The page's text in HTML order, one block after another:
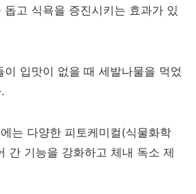
고 식욕을 증진시키는 효과가 있
입맛이 없을 때 세발나물을 먹었
는 다양한 피토케미컬(식물화학
간 기능을 강화하고 체내 독소 제